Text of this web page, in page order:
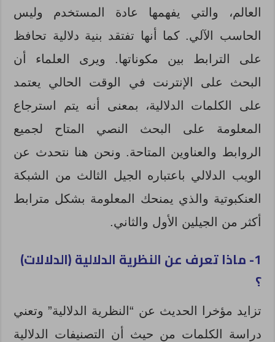
العالم، والتي يفهمها عادة المستخدم وليس
الحاسب الآلي. كما أنها تفتقد بنية دلالية تحافظ
على الترابط بين مكوناتها. ويرى العلماء أن
البحث على الإنترنت في الوقت الحالي يعتمد
على الكلمات الدلالية، بمعنى أنه يتم استرجاع
المعلومة على البحث النصي المتاح لجميع
الروابط والعناوين المتاحة. ونحن هنا نتحدث عن
الويب الدلالي باعتباره الجيل الثالث من الشبكة
العنكبوتية والذي يمنحك المعلومة بشكل مترابط
أكثر من الجيلين الأول والثاني.
1- ماذا تعرف عن النظرية الدلالية (الدلالات)
؟
تزايد مؤخرا الحديث عن “النظرية الدلالية” وتعني
دراسة الكلمات من حيث أن التصنيفات الدلالية